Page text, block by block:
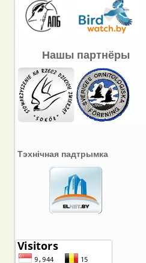
Нашы партнёры
Тэхнічная падтрымка